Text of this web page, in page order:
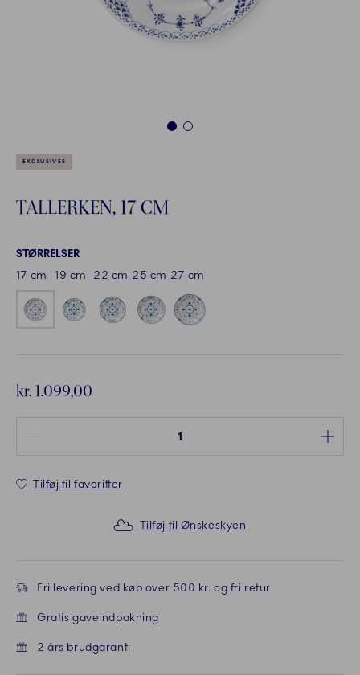
1 2
EXCLUSIVES
TALLERKEN, 17 CM
STØRRELSER
17 cm
19 cm 22 cm 25 cm 27 cm
kr. 1.099,00
Tilføj til favoritter
Tilføj til Ønskeskyen
Fri levering ved køb over 500 kr. og fri retur
Gratis gaveindpakning
2 års brudgaranti